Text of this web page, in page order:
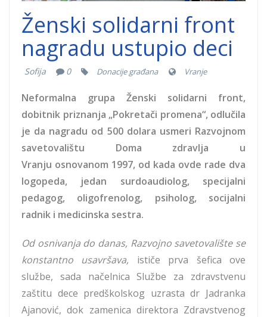
Ženski solidarni front
nagradu ustupio deci
Sofija 0 Donacije građana Vranje
Neformalna grupa Ženski solidarni front,
dobitnik priznanja „Pokretači promena“, odlučila
je da nagradu od 500 dolara usmeri Razvojnom
savetovalištu Doma zdravlja u
Vranju osnovanom 1997, od kada ovde rade dva
logopeda, jedan surdoaudiolog, specijalni
pedagog, oligofrenolog, psiholog, socijalni
radnik i medicinska sestra.
Od osnivanja do danas, Razvojno savetovalište se
konstantno usavršava, ističe prva šefica ove
službe, sada načelnica Službe za zdravstvenu
zaštitu dece predškolskog uzrasta dr Jadranka
Ajanović, dok zamenica direktora Zdravstvenog